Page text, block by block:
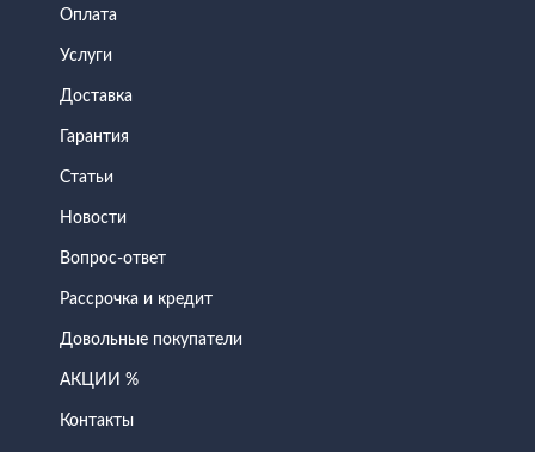
Оплата
Услуги
Доставка
Гарантия
Статьи
Новости
Вопрос-ответ
Рассрочка и кредит
Довольные покупатели
АКЦИИ %
Контакты